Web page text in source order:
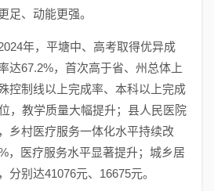
足、动能更强。
年，平塘中、高考取得优异成
达67.2%，首次高于省、州总体上
控制线以上完成率、本科以上完成
，教学质量大幅提升；县人民医院
乡村医疗服务一体化水平持续改
，医疗服务水平显著提升；城乡居
分别达41076元、16675元。